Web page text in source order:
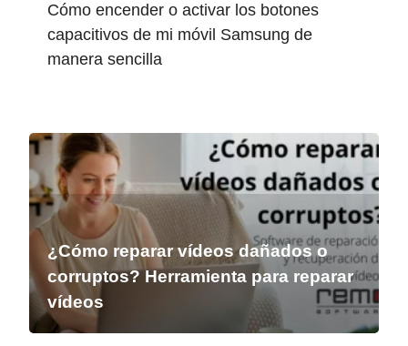
Cómo encender o activar los botones
capacitivos de mi móvil Samsung de
manera sencilla
¿Cómo reparar vídeos dañados o
corruptos? Herramienta para reparar
vídeos